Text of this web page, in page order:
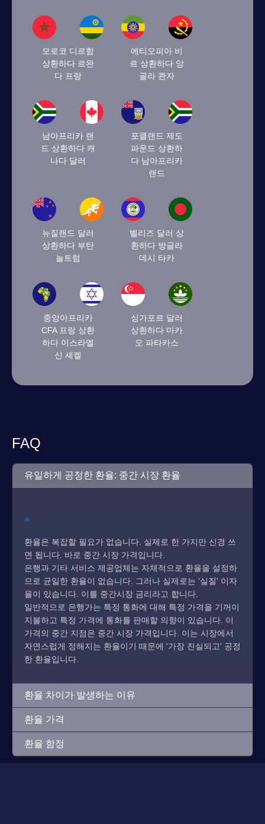
모로코 디르함
상환하다 르완
다 프랑
에티오피아 비
르 상환하다 앙
골라 콴자
남아프리카 랜
드 상환하다 캐
나다 달러
포클랜드 제도
파운드 상환하
다 남아프리카
랜드
뉴질랜드 달러
상환하다 부탄
눌트럼
벨리즈 달러 상
환하다 방글라
데시 타카
중앙아프리카
CFA 프랑 상환
하다 이스라엘
신 셰켈
싱가포르 달러
상환하다 마카
오 파타카스
FAQ
유일하게 공정한 환율: 중간 시장 환율
환율은 복잡할 필요가 없습니다. 실제로 한 가지만 신경 쓰
면 됩니다. 바로 중간 시장 가격입니다.
은행과 기타 서비스 제공업체는 자체적으로 환율을 설정하
므로 균일한 환율이 없습니다. 그러나 실제로는 '실질' 이자
율이 있습니다. 이를 중간시장 금리라고 합니다.
일반적으로 은행가는 특정 통화에 대해 특정 가격을 기꺼이
지불하고 특정 가격에 통화를 판매할 의향이 있습니다. 이
가격의 중간 지점은 중간 시장 가격입니다. 이는 시장에서
자연스럽게 정해지는 환율이기 때문에 '가장 진실되고' 공정
한 환율입니다.
환율 차이가 발생하는 이유
환율 가격
환율 함정